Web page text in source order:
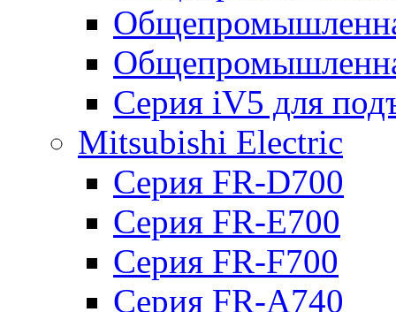
Серия iV5 для
Mitsubishi Electric
Серия FR-D700
Серия FR-E700
Серия FR-F700
Серия FR-А740